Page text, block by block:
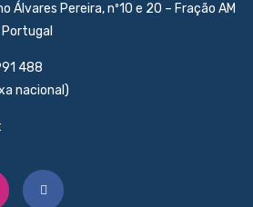
Álvares Pereira, nº10 e 20 – Fração AM
488
nacional)